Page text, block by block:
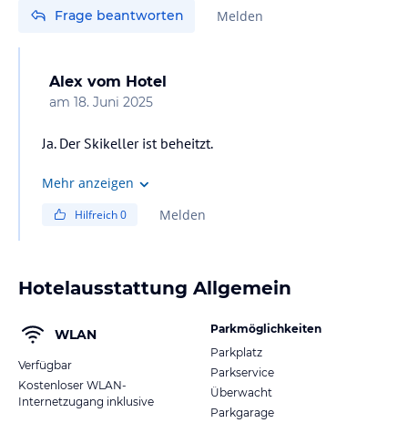
Frage beantworten Melden
Alex vom Hotel
am 18. Juni 2025
Ja. Der Skikeller ist beheitzt.
Mehr anzeigen
Hilfreich0 Melden
Hotelausstattung Allgemein
WLAN
Verfügbar
Kostenloser WLAN-
Internetzugang inklusive
Parkmöglichkeiten
Parkplatz
Parkservice
Überwacht
Parkgarage